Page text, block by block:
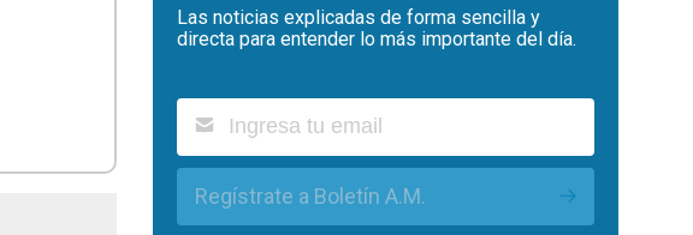
Las noticias explicadas de forma sencilla y
directa para entender lo más importante del día.
Regístrate a Boletín A.M.